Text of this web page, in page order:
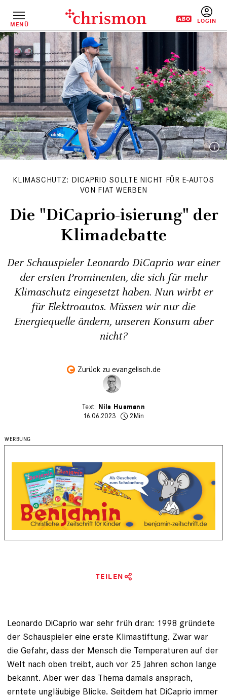
InhaltMENÜ
KLIMASCHUTZ: DICAPRIO SOLLTE NICHT FÜR E-AUTOS
VON FIAT WERBEN
Die "DiCaprio-isierung" der
Klimadebatte
Der Schauspieler Leonardo DiCaprio war einer
der ersten Prominenten, die sich für mehr
Klimaschutz eingesetzt haben. Nun wirbt er
für Elektroautos. Müssen wir nur die
Energiequelle ändern, unseren Konsum aber
nicht?
Zurück zu evangelisch.de
Nils Husmann
16.06.2023
2Min
TEILEN
Leonardo DiCaprio war sehr früh dran: 1998 gründete
der Schauspieler eine erste Klimastiftung. Zwar war
die Gefahr, dass der Mensch die Temperaturen auf der
Welt nach oben treibt, auch vor 25 Jahren schon lange
bekannt. Aber wer das Thema damals ansprach,
erntete ungläubige Blicke. Seitdem hat DiCaprio immer